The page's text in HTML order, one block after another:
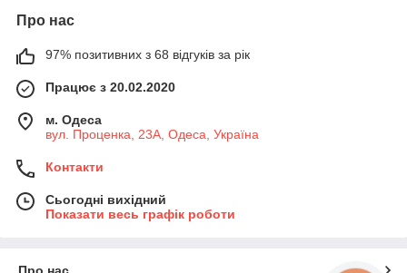
Про нас
97% позитивних з 68 відгуків за рік
Працює з 20.02.2020
м. Одеса
вул. Проценка, 23А, Одеса, Україна
Контакти
Сьогодні вихідний
Показати весь графік роботи